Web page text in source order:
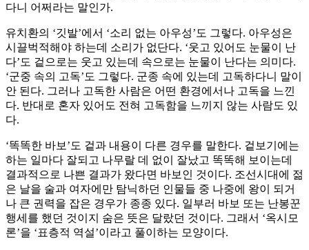
다니 어쩌라는 말인가.
유치환의 ‘깃발’에서 ‘소리 없는 아우성’도 그렇다. 아우성은
시끌벅적해야 하는데 소리가 없단다. ‘웃고 있어도 눈물이 난
다’도 겉으로는 웃고 있는데 속으로는 눈물이 난다는 의미다.
‘군중 속의 고독’도 그렇다. 군종 속에 있는데 고독하다니 말이
안 된다. 그러나 고독한 사람은 어떤 환경에서나 고독을 느낀
다. 반대로 혼자 있어도 전혀 고독함을 느끼지 않는 사람도 있
다.
‘똑똑한 바보’도 겉과 내용이 다른 경우를 말한다. 겉보기에는
하는 일마다 잘되고 나무랄 데 없이 잘났고 똑똑해 보이는데
결과적으로 나쁜 결과가 왔다면 바보인 것이다. 조선시대에 젊
은 날을 술과 여자에만 탐닉하던 인물들 중 나중에 왕이 되거
나 큰 권력을 잡은 경우가 종종 있다. 일부러 바보 또는 난봉꾼
행세를 했던 것이지 숨은 뜻은 달랐던 것이다. 그래서 ‘옥시모
론’을 ‘표층적 역설’이라고 풀이하는 모양이다.